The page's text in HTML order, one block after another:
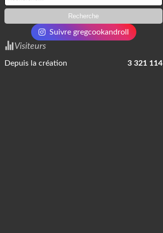
Suivre gregcookandroll
Visiteurs
Depuis la création 3 321 114